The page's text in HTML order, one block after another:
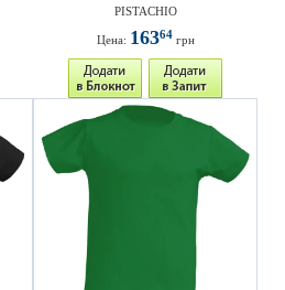
PISTACHIO
Цена: 16364грн